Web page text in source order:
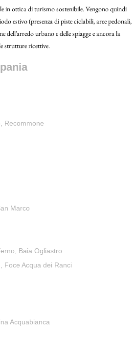
in ottica di turismo sostenibile. Vengono quindi
estivo (presenza di piste ciclabili, aree pedonali,
dell’arredo urbano e delle spiagge e ancora la
strutture ricettive.
Recommone
Marco
Baia Ogliastro
Foce Acqua dei Ranci
Acquabianca